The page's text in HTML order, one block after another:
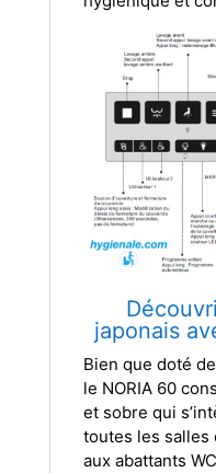
japonais
Bien que doté
le NORIA 60
et sobre qui
toutes les salles
aux abattants